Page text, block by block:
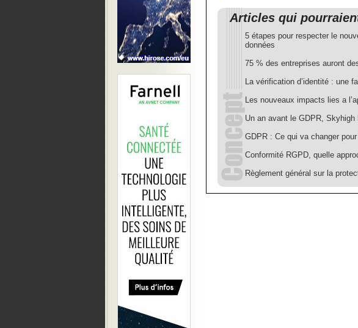
Articles qui
5 étapes pour respecter le
données
75 % des entreprises auront
La vérification d’identité : une
Les nouveaux impacts lies a
Un an avant le GDPR,
GDPR : Ce qui va changer
Conformité RGPD, quelle
Règlement général sur la